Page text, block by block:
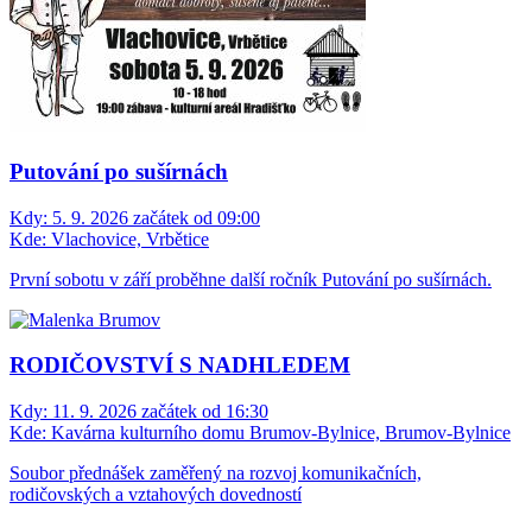
Putování po sušírnách
Kdy: 5. 9. 2026 začátek od 09:00
Kde: Vlachovice, Vrbětice
První sobotu v září proběhne další ročník Putování po sušírnách.
RODIČOVSTVÍ S NADHLEDEM
Kdy: 11. 9. 2026 začátek od 16:30
Kde: Kavárna kulturního domu Brumov-Bylnice, Brumov-Bylnice
Soubor přednášek zaměřený na rozvoj komunikačních,
rodičovských a vztahových dovedností